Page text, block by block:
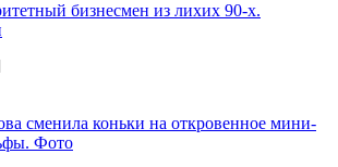
бизнесмен из лихих 90-х.
сменила коньки на откровенное мини-
Фото